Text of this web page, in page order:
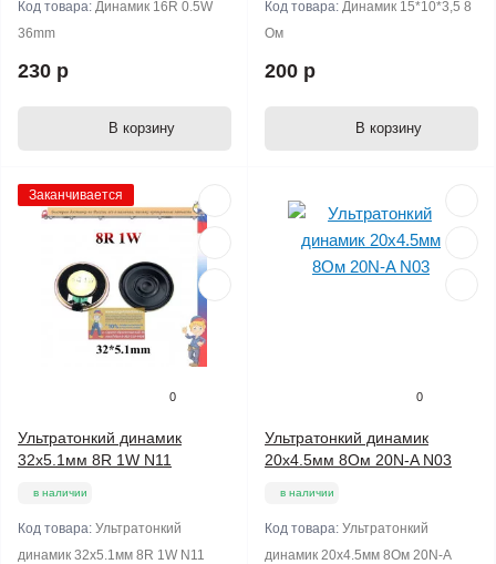
Код товара: Динамик 16R 0.5W
36mm
230 р
В корзину
Код товара: Динамик 15*10*3,5 8
Ом
200 р
В корзину
Заканчивается
0
Ультратонкий динамик
32х5.1мм 8R 1W N11
в наличии
Код товара: Ультратонкий
динамик 32х5.1мм 8R 1W N11
0
Ультратонкий динамик
20х4.5мм 8Ом 20N-A N03
в наличии
Код товара: Ультратонкий
динамик 20х4.5мм 8Ом 20N-A